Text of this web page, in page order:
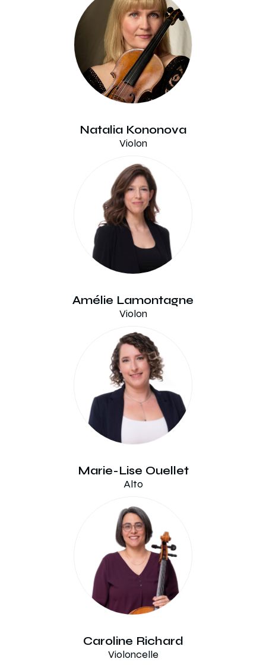
Natalia Kononova
Violon
Amélie Lamontagne
Violon
Marie-Lise Ouellet
Alto
Caroline Richard
Violoncelle